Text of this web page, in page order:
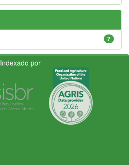
7
Indexado por